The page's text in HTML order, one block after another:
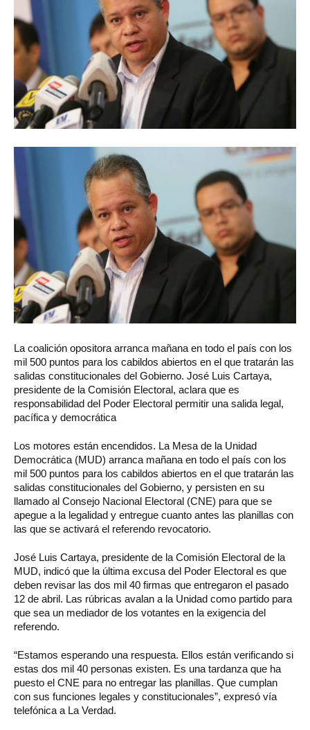
La coalición opositora arranca mañana en todo el país con los
mil 500 puntos para los cabildos abiertos en el que tratarán las
salidas constitucionales del Gobierno. José Luis Cartaya,
presidente de la Comisión Electoral, aclara que es
responsabilidad del Poder Electoral permitir una salida legal,
pacífica y democrática
Los motores están encendidos. La Mesa de la Unidad
Democrática (MUD) arranca mañana en todo el país con los
mil 500 puntos para los cabildos abiertos en el que tratarán las
salidas constitucionales del Gobierno, y persisten en su
llamado al Consejo Nacional Electoral (CNE) para que se
apegue a la legalidad y entregue cuanto antes las planillas con
las que se activará el referendo revocatorio.
José Luis Cartaya, presidente de la Comisión Electoral de la
MUD, indicó que la última excusa del Poder Electoral es que
deben revisar las dos mil 40 firmas que entregaron el pasado
12 de abril. Las rúbricas avalan a la Unidad como partido para
que sea un mediador de los votantes en la exigencia del
referendo.
“Estamos esperando una respuesta. Ellos están verificando si
estas dos mil 40 personas existen. Es una tardanza que ha
puesto el CNE para no entregar las planillas. Que cumplan
con sus funciones legales y constitucionales”, expresó vía
telefónica a La Verdad.